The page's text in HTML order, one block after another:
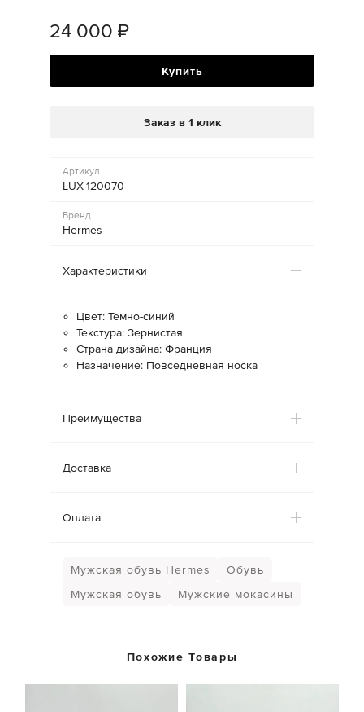
24 000 ₽
Купить
Заказ в 1 клик
Артикул
LUX-120070
Бренд
Hermes
Характеристики
Цвет: Темно-синий
Текстура: Зернистая
Страна дизайна: Франция
Назначение: Повседневная носка
Преимущества
Доставка
Оплата
Мужская обувь Hermes
Обувь
Мужская обувь
Мужские мокасины
Похожие Товары